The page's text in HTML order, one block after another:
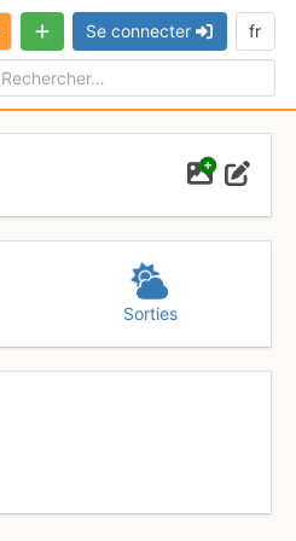
Se connecter fr
Sorties